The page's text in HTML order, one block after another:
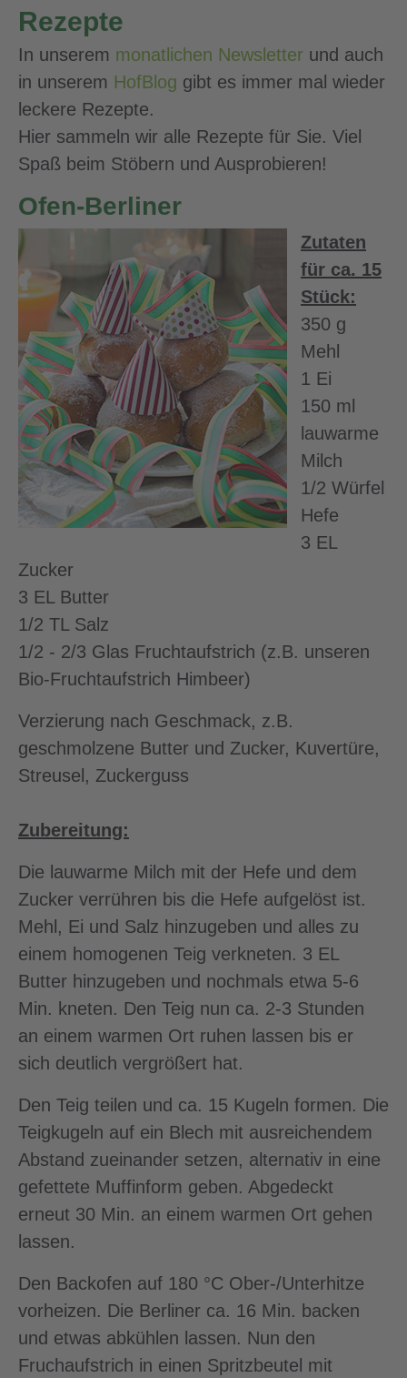
Rezepte
In unserem monatlichen Newsletter und auch
in unserem HofBlog gibt es immer mal wieder
leckere Rezepte.
Hier sammeln wir alle Rezepte für Sie. Viel
Spaß beim Stöbern und Ausprobieren!
Ofen-Berliner
Zutaten
für ca. 15
Stück:
350 g
Mehl
1 Ei
150 ml
lauwarme
Milch
1/2 Würfel
Hefe
3 EL
Zucker
3 EL Butter
1/2 TL Salz
1/2 - 2/3 Glas Fruchtaufstrich (z.B. unseren
Bio-Fruchtaufstrich Himbeer)
Verzierung nach Geschmack, z.B.
geschmolzene Butter und Zucker, Kuvertüre,
Streusel, Zuckerguss
Zubereitung:
Die lauwarme Milch mit der Hefe und dem
Zucker verrühren bis die Hefe aufgelöst ist.
Mehl, Ei und Salz hinzugeben und alles zu
einem homogenen Teig verkneten. 3 EL
Butter hinzugeben und nochmals etwa 5-6
Min. kneten. Den Teig nun ca. 2-3 Stunden
an einem warmen Ort ruhen lassen bis er
sich deutlich vergrößert hat.
Den Teig teilen und ca. 15 Kugeln formen. Die
Teigkugeln auf ein Blech mit ausreichendem
Abstand zueinander setzen, alternativ in eine
gefettete Muffinform geben. Abgedeckt
erneut 30 Min. an einem warmen Ort gehen
lassen.
Den Backofen auf 180 °C Ober-/Unterhitze
vorheizen. Die Berliner ca. 16 Min. backen
und etwas abkühlen lassen. Nun den
Fruchaufstrich in einen Spritzbeutel mit